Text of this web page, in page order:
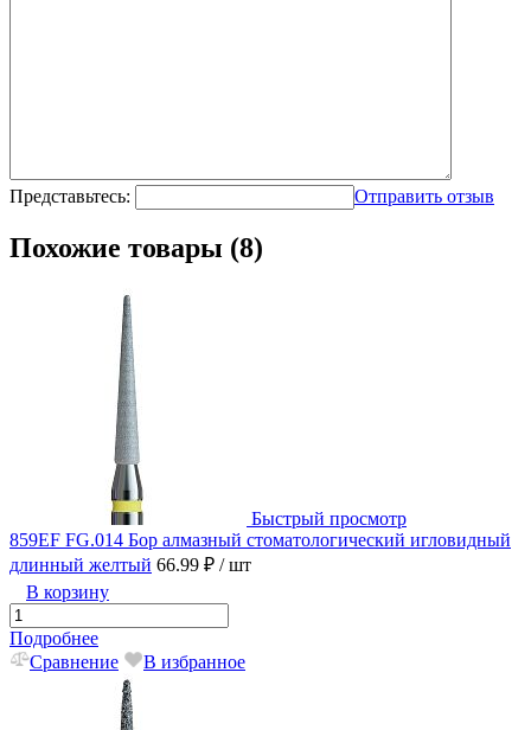
Представьтесь: Отправить отзыв
Похожие товары (8)
Быстрый просмотр
859EF FG.014 Бор алмазный стоматологический игловидный
длинный желтый 66.99 ₽ / шт
В корзину
Подробнее
Сравнение
В избранное